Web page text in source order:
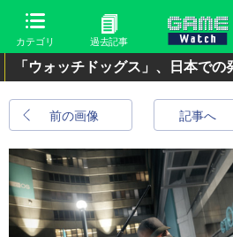
カテゴリ 過去記事
「ウォッチドッグス」、日本での
前の画像 記事へ